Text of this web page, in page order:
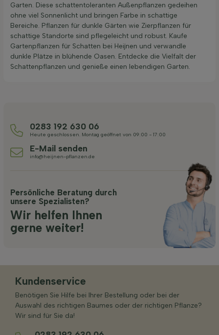
Garten. Diese schattentoleranten Außenpflanzen gedeihen
ohne viel Sonnenlicht und bringen Farbe in schattige
Bereiche. Pflanzen für dunkle Gärten wie Zierpflanzen für
schattige Standorte sind pflegeleicht und robust. Kaufe
Gartenpflanzen für Schatten bei Heijnen und verwandle
dunkle Plätze in blühende Oasen. Entdecke die Vielfalt der
Schattenpflanzen und genieße einen lebendigen Garten.
0283 192 630 06
Heute geschlossen. Montag geöffnet von 09:00 - 17:00
E-Mail senden
info@heijnen-pflanzen.de
Persönliche Beratung durch
unsere Spezialisten?
Wir helfen Ihnen
gerne weiter!
Kundenservice
Benötigen Sie Hilfe bei Ihrer Bestellung oder bei der
Auswahl des richtigen Baumes oder der richtigen Pflanze?
Wir sind für Sie da!